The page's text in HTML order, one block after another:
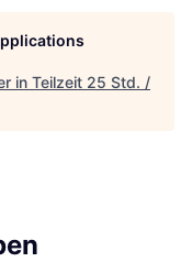
in Teilzeit 25 Std. /